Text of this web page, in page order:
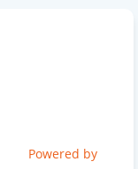
Powered by